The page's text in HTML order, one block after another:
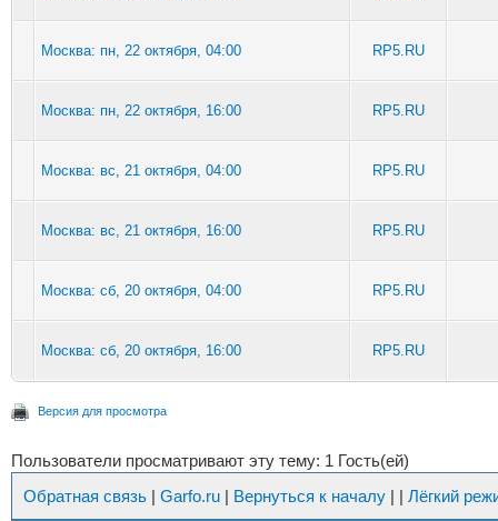
Москва: пн, 22 октября, 04:00 RP5.RU
Москва: пн, 22 октября, 16:00 RP5.RU
Москва: вс, 21 октября, 04:00 RP5.RU
Москва: вс, 21 октября, 16:00 RP5.RU
Москва: сб, 20 октября, 04:00 RP5.RU
Москва: сб, 20 октября, 16:00 RP5.RU
Версия для просмотра
Пользователи просматривают эту тему: 1 Гость(ей)
Обратная связь | Garfo.ru | Вернуться к началу | | Лёгкий